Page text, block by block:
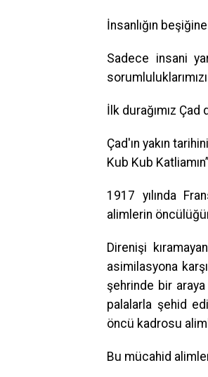
İnsanlığın
Sadece insani
İlk durağımız Çad
Çad'ın yakın
Kub Kub
1917 yılında
alimlerin
Direnişi
asimilasyona
şehrinde bir
palalarla şehid
öncü kadrosu
Bu mücahid